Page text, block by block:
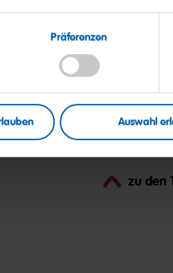
Präferenzen
Auswahl
mitbringen
sprechen und
mitbringen
Einsatz- und
und
als selbstverständlich
zu den